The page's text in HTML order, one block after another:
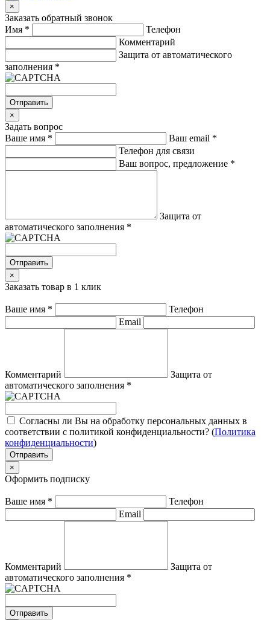
×
Заказать обратный звонок
Имя *
Телефон
Комментарий
Защита от автоматического
заполнения *
Отправить
×
Задать вопрос
Ваше имя * Ваш email *
Телефон для связи
Ваш вопрос, предложение *
Защита от
автоматического заполнения *
Отправить
×
Заказать товар в 1 клик
Ваше имя *
Телефон
Email
Комментарий
Защита от
автоматического заполнения *
Согласны ли Вы на обработку персональных данных в
соответствии с политикой конфиденциальности? (Политика
конфиденциальности)
Отправить
×
Оформить подписку
Ваше имя *
Телефон
Email
Комментарий
Защита от
автоматического заполнения *
Отправить